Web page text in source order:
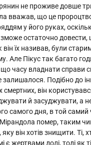
не проживе довше
вважав, що це
у його руках,
остаточно довести,
він їх називав, були
Але Пікус так багато
часу владнати справи
залишалося. Подібно до
смертних, він
й засуджувати, а
самого дня, в той самий
помер, таким
він хотів знищити. Ті,
є жертвами долі, тоді як